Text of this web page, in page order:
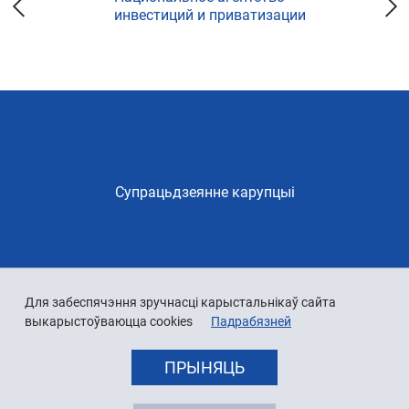
Для забеспячэння зручнасці карыстальнікаў сайта
выкарыстоўваюцца cookies
Падрабязней
ПРЫНЯЦЬ
инвестиций и приватизации
Супрацьдзеянне карупцыі